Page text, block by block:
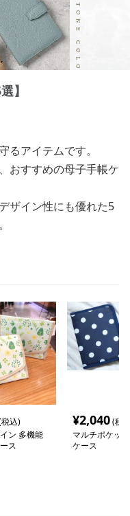
】
るアイテムです。
おすすめの母子手帳ケ
ザイン性にも優れた5
込)
ン 多機能
ス
¥2,040(税
マルチポケッ
ケース